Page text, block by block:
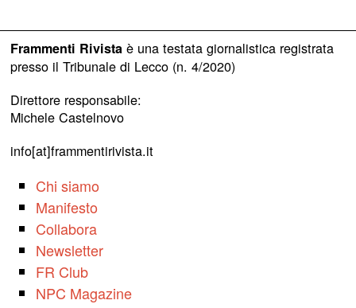
Frammenti Rivistaè una testata giornalistica registrata
presso il Tribunale di Lecco (n. 4/2020)
Direttore responsabile:
Michele Castelnovo
info[at]frammentirivista.it
Chi siamo
Manifesto
Collabora
Newsletter
FR Club
NPC Magazine